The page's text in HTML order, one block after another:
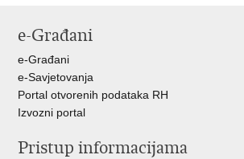
e-Građani
e-Građani
e-Savjetovanja
Portal otvorenih podataka RH
Izvozni portal
Pristup informacijama